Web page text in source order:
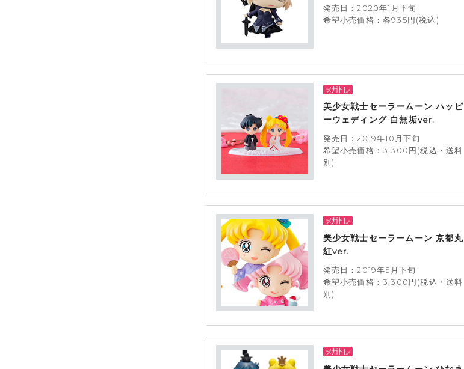
発売日：2020年1月下旬
希望小売価格：各935円(税込)
美少女戦士セーラームーン ハッピ
ーウェディング 白無垢ver.
発売日：2019年10月下旬
希望小売価格：3,300円(税込・送料
別)
美少女戦士セーラームーン 京都丸
紅ver.
発売日：2019年5月下旬
希望小売価格：3,300円(税込・送料
別)